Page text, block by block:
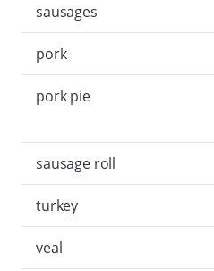
sausages
pork
pork pie
sausage roll
turkey
veal